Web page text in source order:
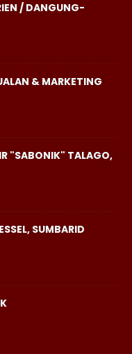
/ DANGUNG-
& MARKETING
"SABONIK" TALAGO,
SUMBARID